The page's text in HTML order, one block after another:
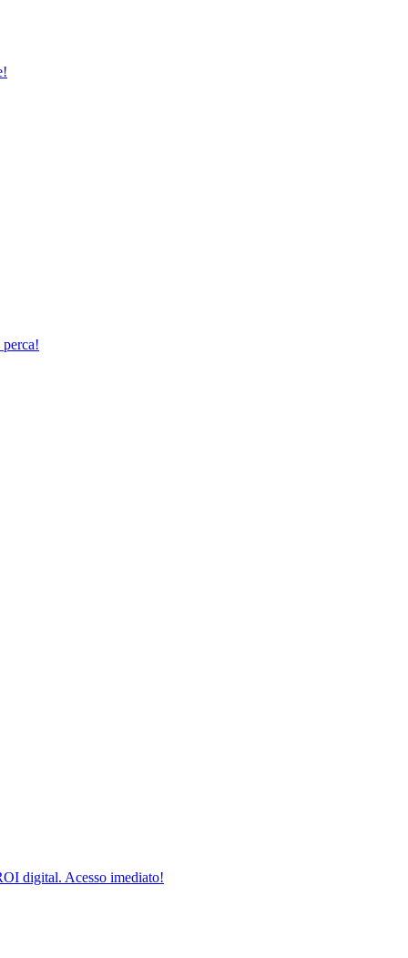
digital. Acesso imediato!